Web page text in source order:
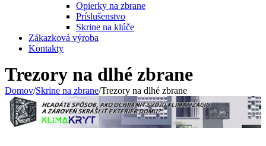
Opierky na zbrane
Príslušenstvo
Skrine na klúče
Zákazková výroba
Kontakty
Trezory na dlhé zbrane
Domov/Skrine na zbrane/Trezory na dlhé zbrane